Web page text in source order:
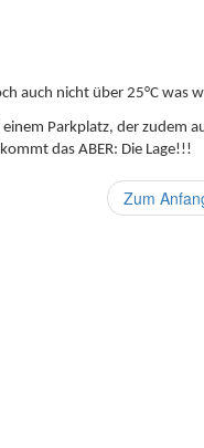
auch nicht über 25°C was
Parkplatz, der zudem
das ABER: Die Lage!!!
Zum